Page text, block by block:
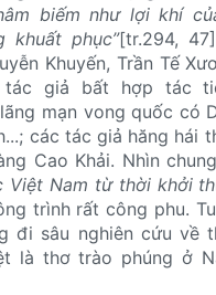
biếm như lợi khí
khuất phục”[tr.294,
Khuyến, Trần Tế
tác giả bất hợp tác
mạn vong quốc có
các tác giả hăng hái
Cao Khải. Nhìn chung
Việt Nam từ thời khởi
trình rất công phu.
đi sâu nghiên cứu về
là thơ trào phúng ở